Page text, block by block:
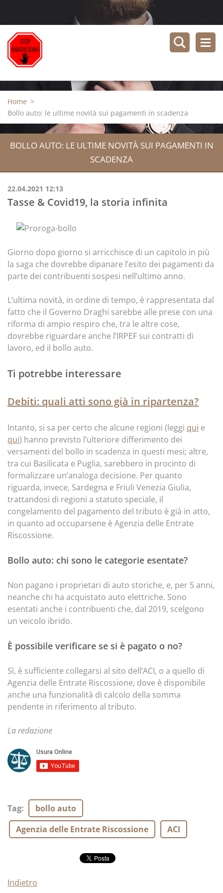
Home >
Bollo auto: le ultime novità sui pagamenti in scadenza
BOLLO AUTO: LE ULTIME NOVITÀ SUI PAGAMENTI IN
SCADENZA
22.04.2021 12:13
Tasse & Covid19, la storia infinita
Giorno dopo giorno si arricchisce di un capitolo in più
la saga che dovrebbe dipanare l’esito dei pagamenti da
parte dei contribuenti sospesi nell’ultimo anno.
L’ultima novità, in ordine di tempo, è rappresentata dal
fatto che il Governo Draghi sarebbe alle prese con una
riforma di ampio respiro che, tra le altre cose,
dovrebbe riguardare anche l’IRPEF sui contratti di
lavoro, ed il bollo auto.
Ti potrebbe interessare
Debiti: quali atti sono già in ripartenza?
Intanto, si sa per certo che alcune regioni (leggi qui e
qui) hanno previsto l’ulteriore differimento dei
versamenti del bollo in scadenza in questi mesi; altre,
tra cui Basilicata e Puglia, sarebbero in procinto di
formalizzare un’analoga decisione. Per quanto
riguarda, invece, Sardegna e Friuli Venezia Giulia,
trattandosi di regioni a statuto speciale, il
congelamento del pagamento del tributo è già in atto,
in quanto ad occuparsene è Agenzia delle Entrate
Riscossione.
Bollo auto: chi sono le categorie esentate?
Non pagano i proprietari di auto storiche, e, per 5 anni,
neanche chi ha acquistato auto elettriche. Sono
esentati anche i contribuenti che, dal 2019, scelgono
un veicolo ibrido.
È possibile verificare se si è pagato o no?
Sì, è sufficiente collegarsi al sito dell’ACI, o a quello di
Agenzia delle Entrate Riscossione, dove è disponibile
anche una funzionalità di calcolo della somma
pendente in riferimento al tributo.
La redazione
Tag:
bollo auto
Agenzia delle Entrate Riscossione
ACI
Indietro